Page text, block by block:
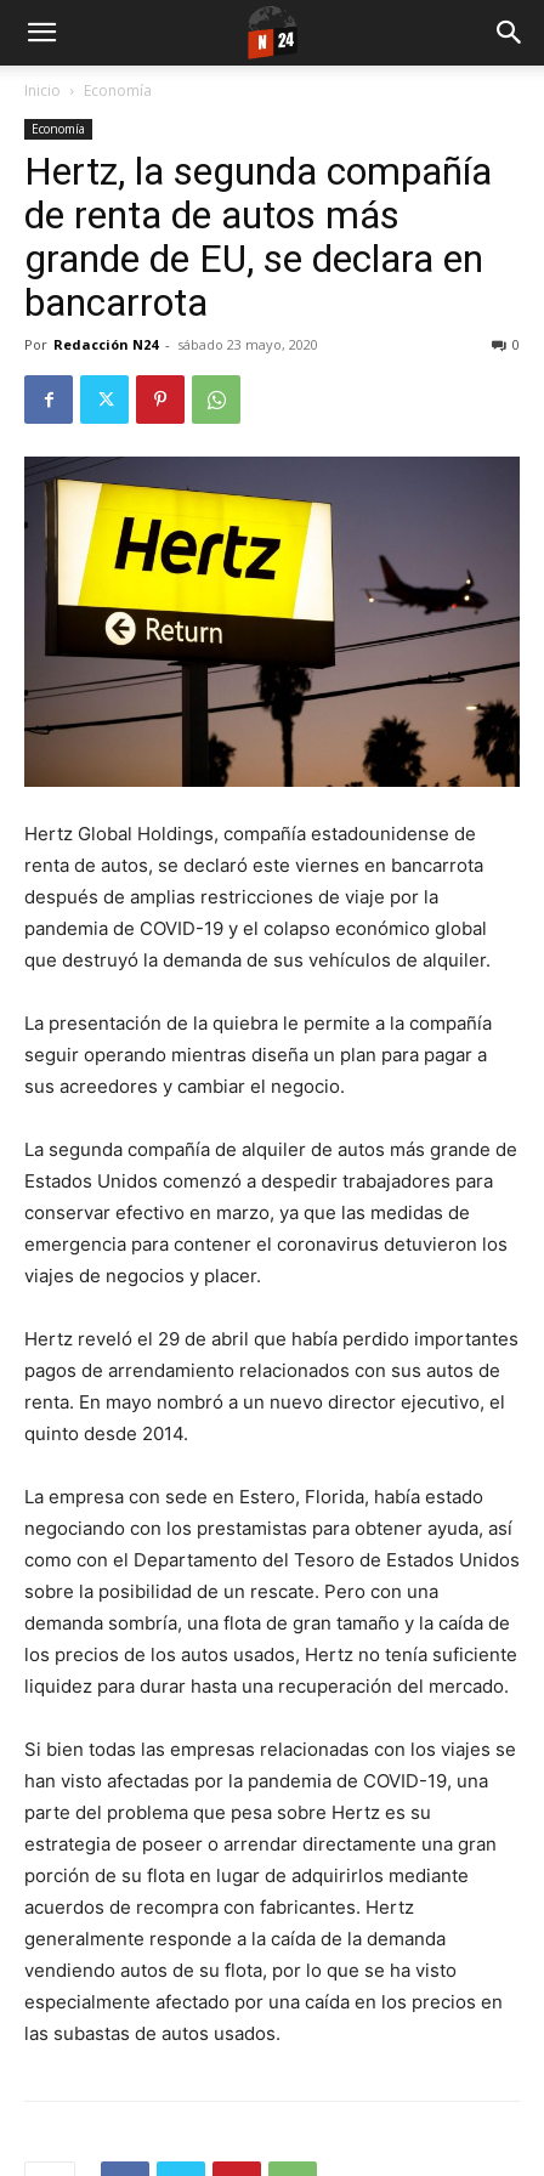
Inicio Economía
Economía
Hertz, la segunda compañía
de renta de autos más
grande de EU, se declara en
bancarrota
Por Redacción N24 - sábado 23 mayo, 2020 0
Hertz Global Holdings, compañía estadounidense de
renta de autos, se declaró este viernes en bancarrota
después de amplias restricciones de viaje por la
pandemia de COVID-19 y el colapso económico global
que destruyó la demanda de sus vehículos de alquiler.
La presentación de la quiebra le permite a la compañía
seguir operando mientras diseña un plan para pagar a
sus acreedores y cambiar el negocio.
La segunda compañía de alquiler de autos más grande de
Estados Unidos comenzó a despedir trabajadores para
conservar efectivo en marzo, ya que las medidas de
emergencia para contener el coronavirus detuvieron los
viajes de negocios y placer.
Hertz reveló el 29 de abril que había perdido importantes
pagos de arrendamiento relacionados con sus autos de
renta. En mayo nombró a un nuevo director ejecutivo, el
quinto desde 2014.
La empresa con sede en Estero, Florida, había estado
negociando con los prestamistas para obtener ayuda, así
como con el Departamento del Tesoro de Estados Unidos
sobre la posibilidad de un rescate. Pero con una
demanda sombría, una flota de gran tamaño y la caída de
los precios de los autos usados, Hertz no tenía suficiente
liquidez para durar hasta una recuperación del mercado.
Si bien todas las empresas relacionadas con los viajes se
han visto afectadas por la pandemia de COVID-19, una
parte del problema que pesa sobre Hertz es su
estrategia de poseer o arrendar directamente una gran
porción de su flota en lugar de adquirirlos mediante
acuerdos de recompra con fabricantes. Hertz
generalmente responde a la caída de la demanda
vendiendo autos de su flota, por lo que se ha visto
especialmente afectado por una caída en los precios en
las subastas de autos usados.